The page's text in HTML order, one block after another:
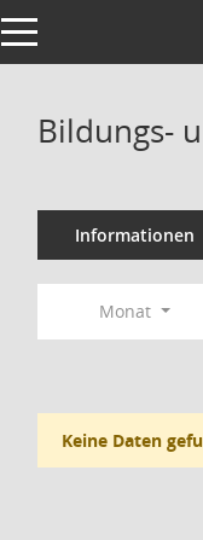
Toggle navigation
Bildungs-
Informationen
Monat
Keine Daten